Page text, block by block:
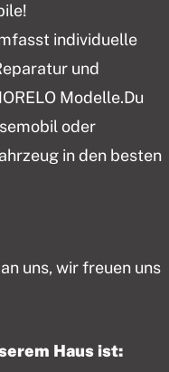
individuelle
und
Modelle.Du
oder
in den besten
uns, wir freuen uns
Haus ist: